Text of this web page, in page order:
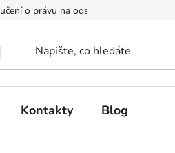
o právu na odstoupení od smlouvy
Kontakty Blog